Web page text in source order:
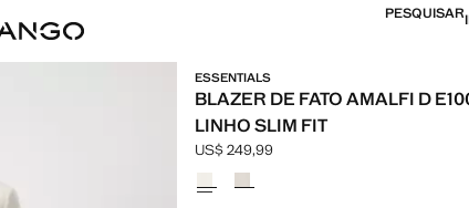
PESQUISAR
ESSENTIALS
BLAZER DE FATO AMALFI D
LINHO SLIM FIT
Preço atual [US$ 249,99 ]
US$ 249,99
Selecione uma cor